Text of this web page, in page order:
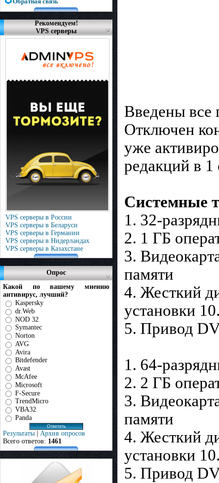
Рекомендуем!
VPS серверы
VPS серверы в России
VPS серверы в Беларуси
VPS серверы в Германии
VPS серверы в Нидерландах
VPS серверы в Казахстане
Опрос
Какой по вашему мнению
антивирус, лучший?
Kaspersky
dr.Web
NOD 32
Symantec
Norton
AVG
Avira
Bitdefender
Avast
McAfee
Microsoft
F-Secure
TrendMicro
VBA32
Panda
Результаты | Архив опросов
Всего ответов: 1461
Введены все
Отключен
уже
редакций в 1
Системные
1. 32-
2. 1 ГБ
3.
памяти
4. Жесткий
установки
5. Привод
1. 64-
2. 2 ГБ
3.
памяти
4. Жесткий
установки
5. Привод